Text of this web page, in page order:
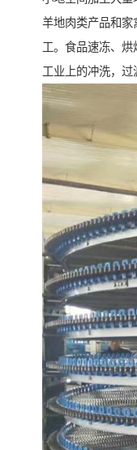
羊地肉类产品和家
工。食品速冻、
工业上的冲洗，过